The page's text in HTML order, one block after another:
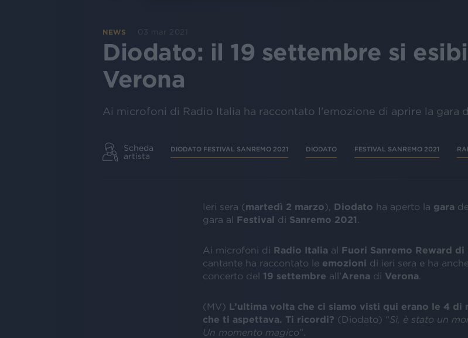
NEWS 03 mar 2021
Diodato: il 19 settembre si
Verona
Ai microfoni di Radio Italia ha raccontato l'emozione di aprire la gara
Scheda
artista
DIODATO FESTIVAL SANREMO 2021 DIODATO FESTIVAL SANREMO 2021
Ieri sera (martedì 2 marzo), Diodato ha aperto la gara
gara al Festival di Sanremo 2021
Ai microfoni di Radio Italia al Fuori Sanremo Reward di
cantante ha raccontato le emozioni di ieri sera e ha
concerto del 19 settembre all’Arena di Verona
(MV) L’ultima volta che ci siamo visti qui erano le 4 di
che ti aspettava. Ti ricordi? (Diodato) “Sì, è stato un
Un momento magico”.